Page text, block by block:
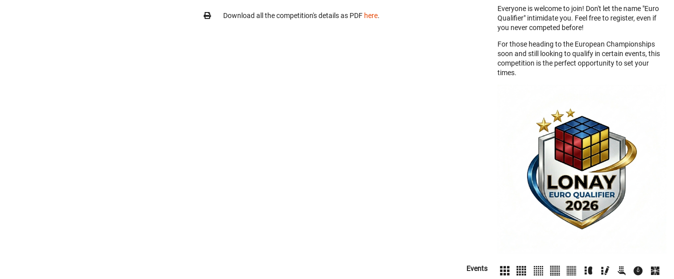
Download all the competition's details as PDF here.
Everyone is welcome to join! Don't let the name "Euro
Qualifier" intimidate you. Feel free to register, even if
you never competed before!
For those heading to the European Championships
soon and still looking to qualify in certain events, this
competition is the perfect opportunity to set your
times.
Events